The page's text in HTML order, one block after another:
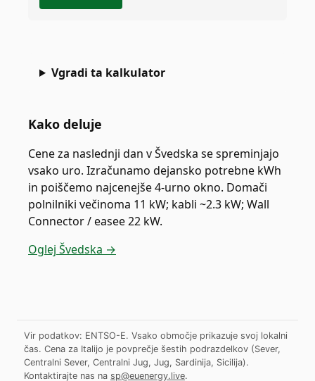
Vgradi ta kalkulator
Kako deluje
Cene za naslednji dan v Švedska se spreminjajo
vsako uro. Izračunamo dejansko potrebne kWh
in poiščemo najcenejše 4-urno okno. Domači
polnilniki večinoma 11 kW; kabli ~2.3 kW; Wall
Connector / easee 22 kW.
Oglej Švedska →
Vir podatkov: ENTSO-E. Vsako območje prikazuje svoj lokalni
čas. Cena za Italijo je povprečje šestih podrazdelkov (Sever,
Centralni Sever, Centralni Jug, Jug, Sardinija, Sicilija).
Kontaktirajte nas na sp@euenergy.live.